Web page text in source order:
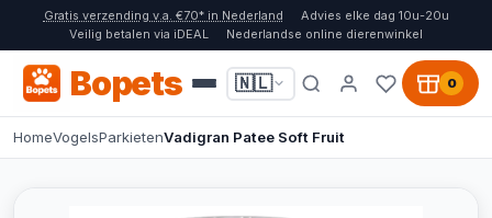
Gratis verzending v.a. €70* in Nederland
Advies elke dag 10u-20u
Veilig betalen via iDEAL
Nederlandse online dierenwinkel
Bopets 🇳🇱 0
HomeVogelsParkietenVadigran Patee Soft Fruit